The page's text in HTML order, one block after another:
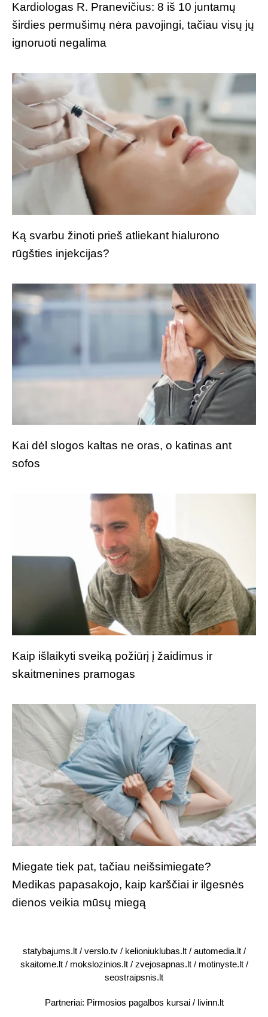
Kardiologas R. Pranevičius: 8 iš 10 juntamų
širdies permušimų nėra pavojingi, tačiau visų jų
ignoruoti negalima
Ką svarbu žinoti prieš atliekant hialurono
rūgšties injekcijas?
Kai dėl slogos kaltas ne oras, o katinas ant
sofos
Kaip išlaikyti sveiką požiūrį į žaidimus ir
skaitmenines pramogas
Miegate tiek pat, tačiau neišsimiegate?
Medikas papasakojo, kaip karščiai ir ilgesnės
dienos veikia mūsų miegą
statybajums.lt/ verslo.tv/ kelioniuklubas.lt/ automedia.lt/
skaitome.lt/ mokslozinios.lt/ zvejosapnas.lt/ motinyste.lt/
seostraipsnis.lt
Partneriai: Pirmosios pagalbos kursai/ livinn.lt